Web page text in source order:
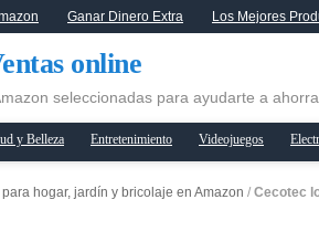
Ganar Dinero Extra Los Mejores
online
seleccionadas para ayudarte a
y Belleza Entretenimiento Videojuegos
para hogar, jardín y bricolaje en Amazon / Cecotec